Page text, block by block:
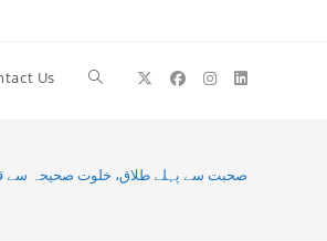
Us Toggle
صحبت سے پہلے طلاق، خلوت صحیحہ سے